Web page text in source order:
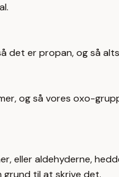
det er propan, og så
og så vores oxo-
eller aldehyderne,
grund til at skrive det.